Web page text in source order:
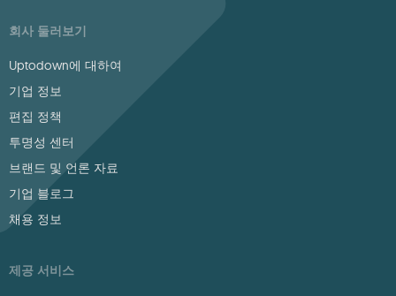
회사 둘러보기
Uptodown에 대하여
기업 정보
편집 정책
투명성 센터
브랜드 및 언론 자료
기업 블로그
채용 정보
제공 서비스